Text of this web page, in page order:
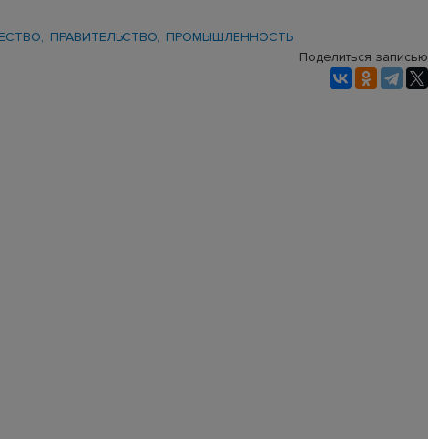
ПРАВИТЕЛЬСТВО
ПРОМЫШЛЕННОСТЬ
Поделиться записью